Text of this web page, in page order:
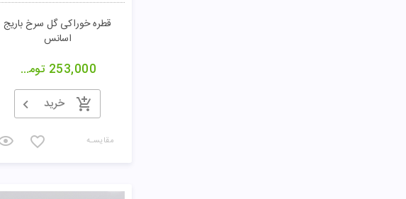
قطره خوراکی گل سرخ باریج
اسانس
253,000 تومان
خرید
مقایسـه